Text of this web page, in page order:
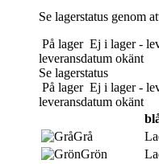
Se lagerstatus genom
På lager Ej i lager -
leveransdatum okänt
Se lagerstatus
På lager Ej i lager -
leveransdatum okänt
Grå
Grön